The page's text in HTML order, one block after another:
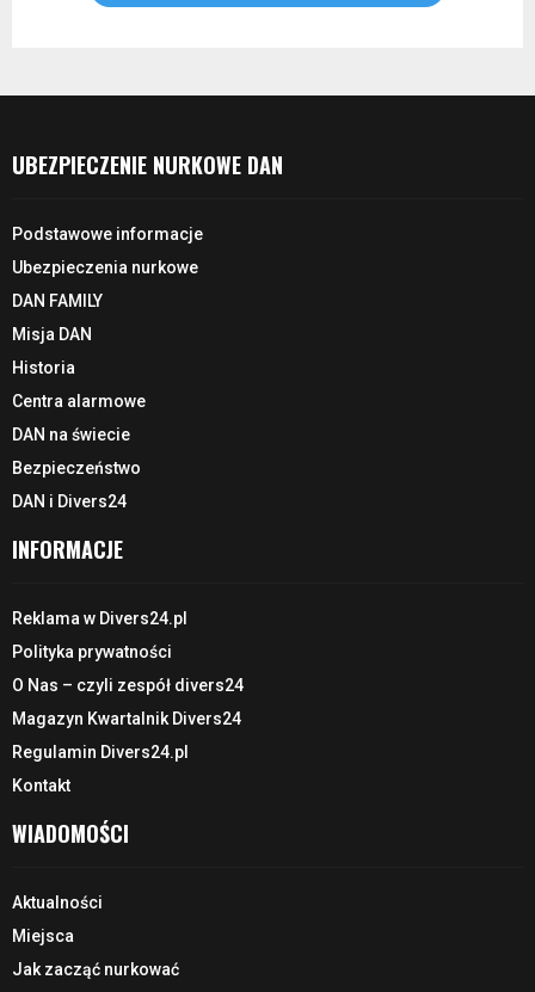
UBEZPIECZENIE NURKOWE DAN
Podstawowe informacje
Ubezpieczenia nurkowe
DAN FAMILY
Misja DAN
Historia
Centra alarmowe
DAN na świecie
Bezpieczeństwo
DAN i Divers24
INFORMACJE
Reklama w Divers24.pl
Polityka prywatności
O Nas – czyli zespół divers24
Magazyn Kwartalnik Divers24
Regulamin Divers24.pl
Kontakt
WIADOMOŚCI
Aktualności
Miejsca
Jak zacząć nurkować